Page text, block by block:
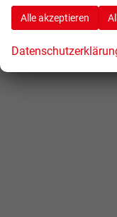
Alle akzeptieren